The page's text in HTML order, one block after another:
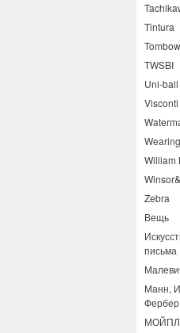
Tintura
Tombow
TWSBI
Uni-ball
Visconti
William
Zebra
Вещь
письма
Манн,
Фербер